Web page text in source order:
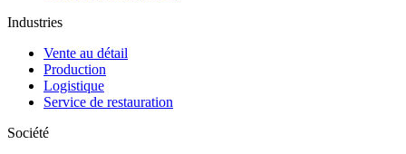
Industries
Vente au détail
Production
Logistique
Service de restauration
Société